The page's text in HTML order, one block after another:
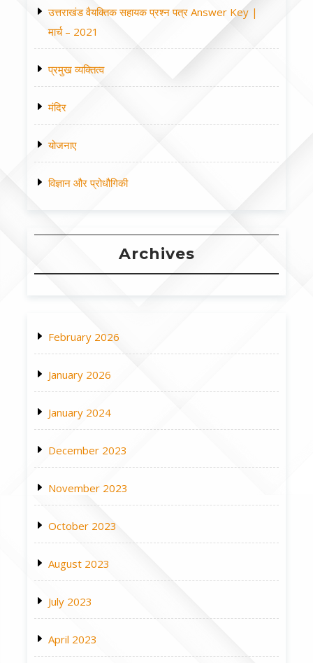
उत्तराखंड वैयक्तिक सहायक प्रश्न पत्र Answer Key |
मार्च – 2021
प्रमुख व्यक्तित्व
मंदिर
योजनाए
विज्ञान और प्रोधौगिकी
Archives
February 2026
January 2026
January 2024
December 2023
November 2023
October 2023
August 2023
July 2023
April 2023